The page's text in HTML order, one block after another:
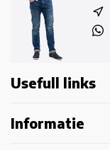
Usefull links
Informatie